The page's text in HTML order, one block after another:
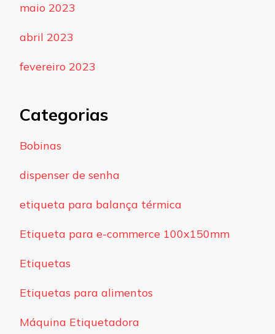
maio 2023
abril 2023
fevereiro 2023
Categorias
Bobinas
dispenser de senha
etiqueta para balança térmica
Etiqueta para e-commerce 100x150mm
Etiquetas
Etiquetas para alimentos
Máquina Etiquetadora